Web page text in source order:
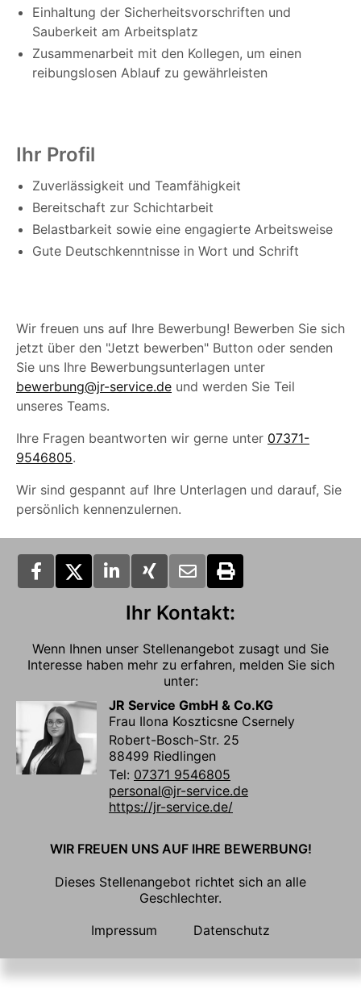
Einhaltung der Sicherheitsvorschriften und
Sauberkeit am Arbeitsplatz
Zusammenarbeit mit den Kollegen, um einen
reibungslosen Ablauf zu gewährleisten
Ihr Profil
Zuverlässigkeit und Teamfähigkeit
Bereitschaft zur Schichtarbeit
Belastbarkeit sowie eine engagierte Arbeitsweise
Gute Deutschkenntnisse in Wort und Schrift
Wir freuen uns auf Ihre Bewerbung! Bewerben Sie sich
jetzt über den "Jetzt bewerben" Button oder senden
Sie uns Ihre Bewerbungsunterlagen unter
bewerbung@jr-service.de und werden Sie Teil
unseres Teams.
Ihre Fragen beantworten wir gerne unter 07371-
9546805.
Wir sind gespannt auf Ihre Unterlagen und darauf, Sie
persönlich kennenzulernen.
Ihr Kontakt:
Wenn Ihnen unser Stellenangebot zusagt und Sie
Interesse haben mehr zu erfahren, melden Sie sich
unter:
JR Service GmbH & Co.KG
Frau Ilona Koszticsne Csernely
Robert-Bosch-Str. 25
88499 Riedlingen
Tel: 07371 9546805
personal@jr-service.de
https://jr-service.de/
WIR FREUEN UNS AUF IHRE BEWERBUNG!
Dieses Stellenangebot richtet sich an alle
Geschlechter.
Impressum
Datenschutz